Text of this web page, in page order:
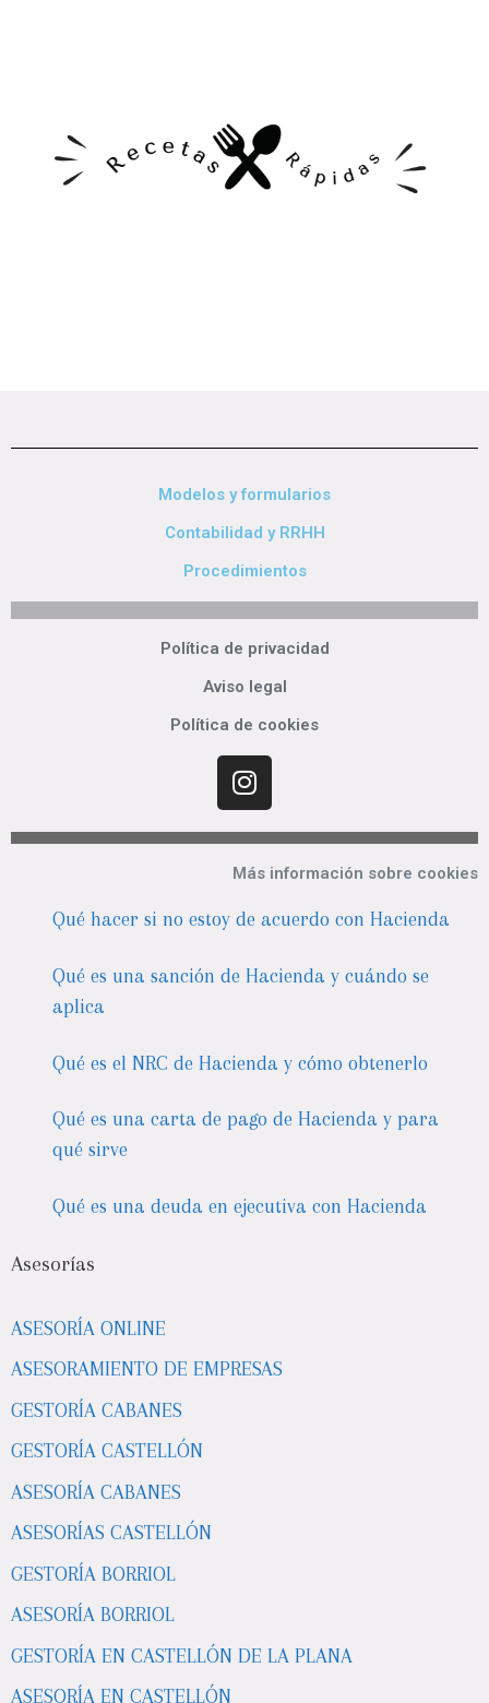
Modelos y formularios
Contabilidad y RRHH
Procedimientos
Política de privacidad
Aviso legal
Política de cookies
Más información sobre cookies
Qué hacer si no estoy de acuerdo con Hacienda
Qué es una sanción de Hacienda y cuándo se
aplica
Qué es el NRC de Hacienda y cómo obtenerlo
Qué es una carta de pago de Hacienda y para
qué sirve
Qué es una deuda en ejecutiva con Hacienda
Asesorías
ASESORÍA ONLINE
ASESORAMIENTO DE EMPRESAS
GESTORÍA CABANES
GESTORÍA CASTELLÓN
ASESORÍA CABANES
ASESORÍAS CASTELLÓN
GESTORÍA BORRIOL
ASESORÍA BORRIOL
GESTORÍA EN CASTELLÓN DE LA PLANA
ASESORÍA EN CASTELLÓN